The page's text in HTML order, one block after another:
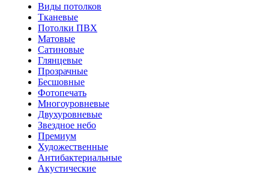
Виды потолков
Тканевые
Потолки ПВХ
Матовые
Сатиновые
Глянцевые
Прозрачные
Бесшовные
Фотопечать
Многоуровневые
Двухуровневые
Звездное небо
Премиум
Художественные
Антибактериальные
Акустические